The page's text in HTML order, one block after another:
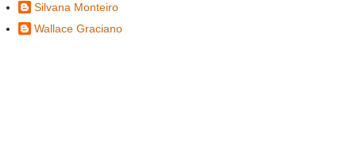
Silvana Monteiro
Wallace Graciano